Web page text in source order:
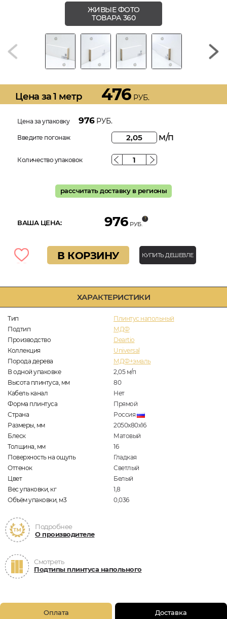
ХАРАКТЕРИСТИКИ
Тип
Плинтус напольный
Подтип
МДФ
Производство
Deartio
Коллекция
Universal
Порода дерева
МДФ+эмаль
В одной упаковке
2,05 м/п
Высота плинтуса, мм
80
Кабель канал
Нет
Форма плинтуса
Прямой
Страна
Россия
Размеры, мм
2050x80x16
Блеск
Матовый
Толщина, мм
16
Поверхность на ощупь
Гладкая
Оттенок
Светлый
Цвет
Белый
Вес упаковки, кг
1,8
Объём упаковки, м3
0,036
Подробнее
О производителе
Смотреть
Подтипы плинтуса напольного
ЖИВЫЕ ФОТО
ТОВАРА 360
Цена за 1 метр 476 РУБ.
Цена за упаковку 976РУБ.
Введите погонаж м/п
Количество упаковок
рассчитать доставку в регионы
ВАША ЦЕНА: 976 РУБ.
В КОРЗИНУ КУПИТЬ ДЕШЕВЛЕ
Оплата Доставка